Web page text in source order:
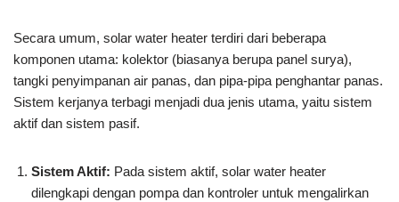
Secara umum, solar water heater terdiri dari beberapa
komponen utama: kolektor (biasanya berupa panel surya),
tangki penyimpanan air panas, dan pipa-pipa penghantar panas.
Sistem kerjanya terbagi menjadi dua jenis utama, yaitu sistem
aktif dan sistem pasif.
Sistem Aktif: Pada sistem aktif, solar water heater
dilengkapi dengan pompa dan kontroler untuk mengalirkan